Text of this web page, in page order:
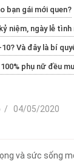
bạn gái mới quen?
niệm, ngày lễ tình
Và đây là bí
phụ nữ đều
/ 04/05/2020
và sức sống